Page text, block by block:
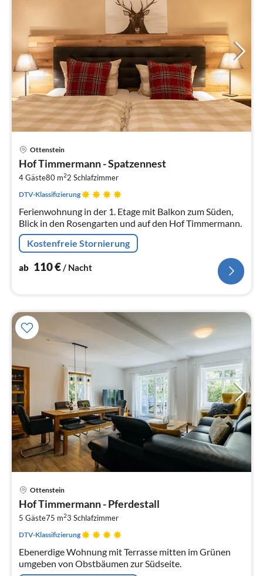
Ottenstein
Hof Timmermann - Spatzennest
4 Gäste80 m22 Schlafzimmer
DTV-Klassifizierung
Ferienwohnung in der 1. Etage mit Balkon zum Süden,
Blick in den Rosengarten und auf den Hof Timmermann.
Kostenfreie Stornierung
ab 110€/ Nacht
Ottenstein
Hof Timmermann - Pferdestall
5 Gäste75 m23 Schlafzimmer
DTV-Klassifizierung
Ebenerdige Wohnung mit Terrasse mitten im Grünen
umgeben von Obstbäumen zur Südseite.